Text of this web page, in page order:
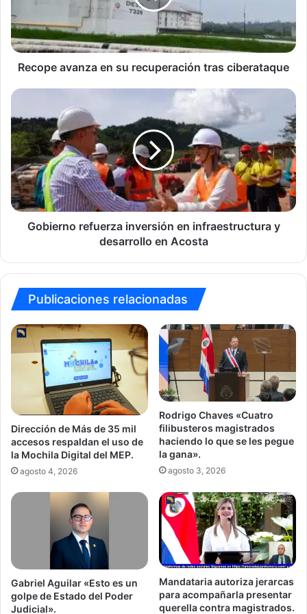
ciberataque
Recope avanza en su recuperación tras ciberataque
Gobierno
inversión
en
infraestructura
y
desarrollo
en
Acosta
Gobierno refuerza inversión en infraestructura y
desarrollo en Acosta
Publicaciones relacionadas
Dirección de Más de 35 mil
accesos respaldan el uso de
la Mochila Digital del MEP.
agosto 4, 2026
Rodrigo Chaves «Cuatro
filibusteros magistrados
haciendo lo que se les pegue
la gana».
agosto 3, 2026
Gabriel Aguilar «Esto es un
golpe de Estado del Poder
Judicial».
Mandataria autoriza jerarcas
para acompañarla presentar
querella contra magistrados.